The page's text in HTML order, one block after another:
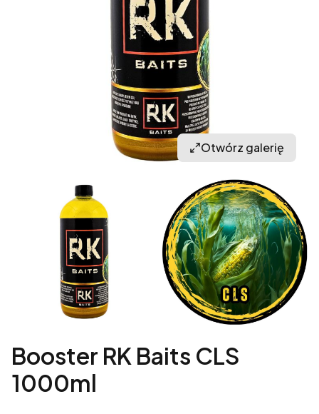
Otwórz galerię
Booster RK Baits CLS
1000ml